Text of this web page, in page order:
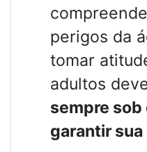
perigos da
tomar
adultos
sempre
garantir